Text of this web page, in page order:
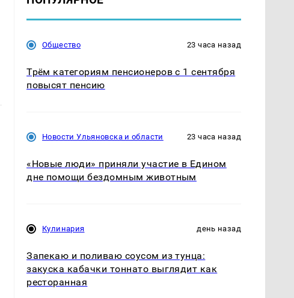
Общество 23 часа назад
Трём категориям пенсионеров с 1 сентября
повысят пенсию
Новости Ульяновска и области 23 часа назад
«Новые люди» приняли участие в Едином
дне помощи бездомным животным
Кулинария день назад
Запекаю и поливаю соусом из тунца:
закуска кабачки тоннато выглядит как
ресторанная